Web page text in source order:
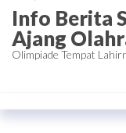
Info Berita
Ajang
Olimpiade Tempat